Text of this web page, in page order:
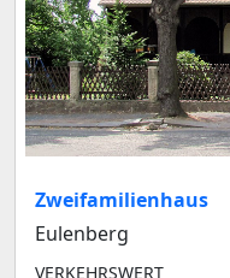
Zweifamilienhaus
Eulenberg
VERKEHRSWERT